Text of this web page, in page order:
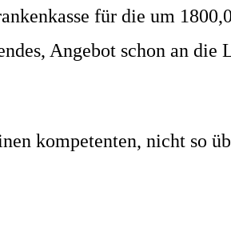
für die um
Angebot schon an
kompetenten, nicht so